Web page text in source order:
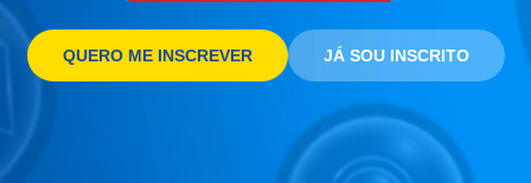
QUERO ME INSCREVER JÁ SOU INSCRITO